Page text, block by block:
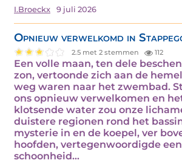
I.Broeckx 9 juli 2026
Opnieuw verwelkomd in
2.5 met 2 stemmen 112
Een volle maan, ten dele
zon, vertoonde zich aan de
weg waren naar het zwembad.
ons opnieuw verwelkomen en
klotsende water zou onze
duistere regionen rond het
mysterie in en de koepel, ver
hoofden, vertegenwoordigde
schoonheid…